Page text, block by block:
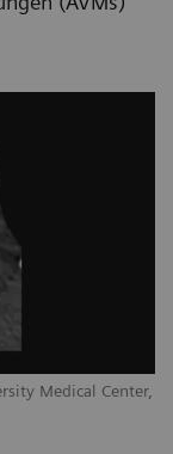
Medical Center,